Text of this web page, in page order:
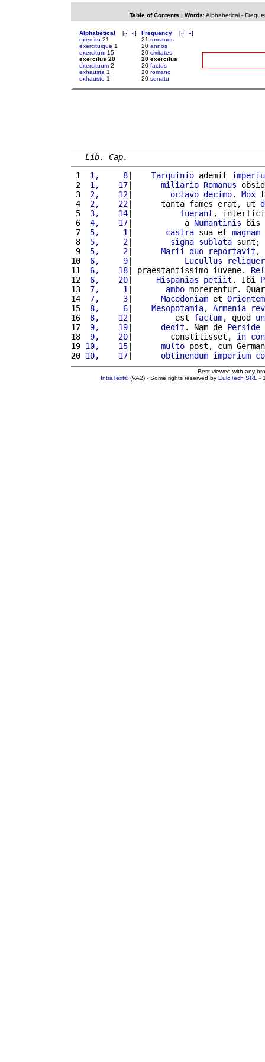
Table of Contents | Words: Alphabetical-
Alphabetical [« »]
exercitu 21
exercituique 1
exercitum 15
exercitus 20
exercituum 2
exhausta 1
exhausto 1
Frequency [« »]
21 romanos
20 annos
20 civitates
20 exercitus
20 factus
20 romano
20 senatu
Lib. Cap.
1
1,     8| Tarquinio ademit
2
1,    17| miliario Romanus
3
2,    12| octavo decimo. Mox
4
2,    22|      tanta fames erat, ut
5
3,    14| fuerant ,
6
4,    17|           a Numantinis bis
7
5,     1 | castra sua et magnam
8
5,     2| signa sublata sunt;
9
5,     2| Marii duo reportavit ,
10
6,     9| Lucullus
11
6,    18| praestantissimo iuvene.
12
6,    20| Hispanias petiit . Ibi
13
7,     1 | ambo morerentur.
14
7,     3| Macedoniam et Orientem
15
8,     6| Mesopotamia, Armenia
16
8,    12|         est factum, quod
17
9,    19| dedit . Nam de Perside
18
9,    20|        constitisset, in
19 10,    15| multo post, cum
20 10,    17| obtinendum imperium
Best viewed with any
IntraText®(VA2) - Some rights reserved by EuloTech SRL -